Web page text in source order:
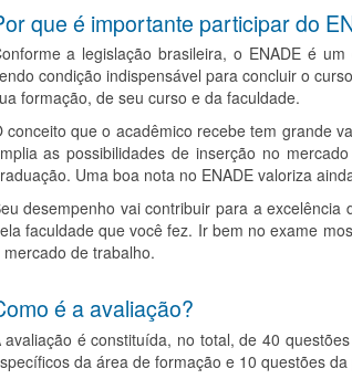
que é importante participar do
a legislação brasileira, o ENADE é
condição indispensável para concluir o
formação, de seu curso e da faculdade.
conceito que o acadêmico recebe tem grande
as possibilidades de inserção no
Uma boa nota no ENADE valoriza
desempenho vai contribuir para a
faculdade que você fez. Ir bem no exame
mercado de trabalho.
é a avaliação?
avaliação é constituída, no total, de 40
da área de formação e 10 questões